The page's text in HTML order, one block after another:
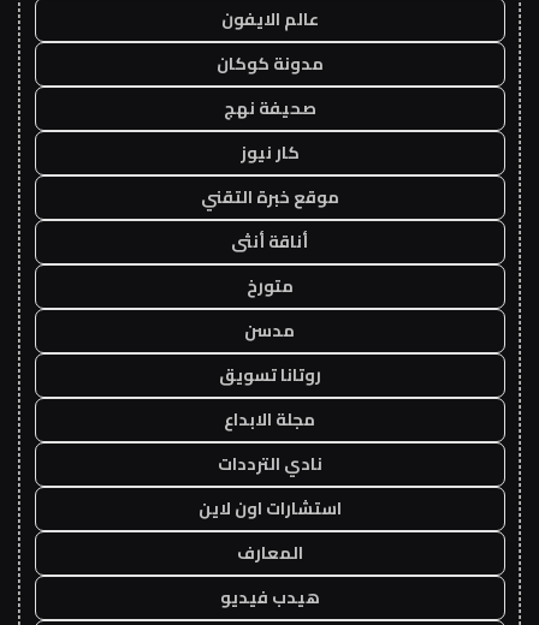
عالم الايفون
مدونة كوكان
صحيفة نهج
كار نيوز
موقع خبرة التقني
أناقة أنثى
متورخ
مدسن
روتانا تسويق
مجلة الابداع
نادي الترددات
استشارات اون لاين
المعارف
هيدب فيديو